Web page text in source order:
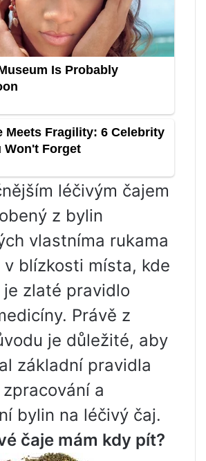
léčivým čajem
z bylin
vlastníma rukama
v blízkosti místa, kde
je zlaté pravidlo
Právě z
je důležité, aby
základní pravidla
a
bylin na léčivý čaj.
čaje mám kdy pít?